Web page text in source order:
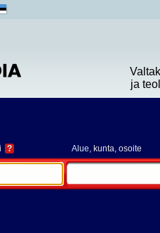
ja
? Alue, kunta, osoite